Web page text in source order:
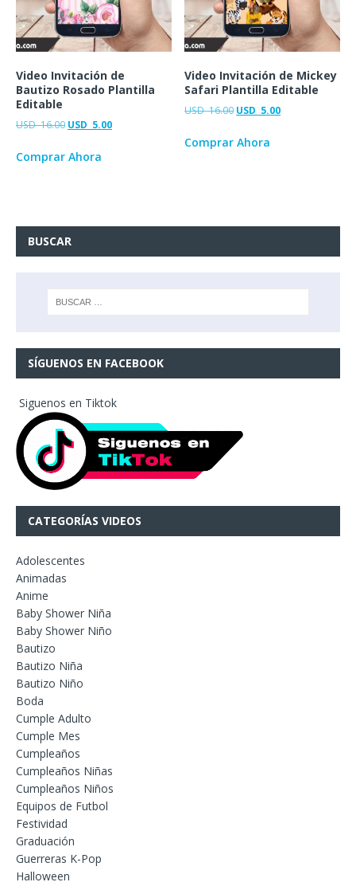
Video Invitación de
Bautizo Rosado Plantilla
Editable
USD16.00 USD 5.00
Comprar Ahora
Video Invitación de Mickey
Safari Plantilla Editable
USD16.00 USD 5.00
Comprar Ahora
BUSCAR
SÍGUENOS EN FACEBOOK
Siguenos en Tiktok
CATEGORÍAS VIDEOS
Adolescentes
Animadas
Anime
Baby Shower Niña
Baby Shower Niño
Bautizo
Bautizo Niña
Bautizo Niño
Boda
Cumple Adulto
Cumple Mes
Cumpleaños
Cumpleaños Niñas
Cumpleaños Niños
Equipos de Futbol
Festividad
Graduación
Guerreras K-Pop
Halloween